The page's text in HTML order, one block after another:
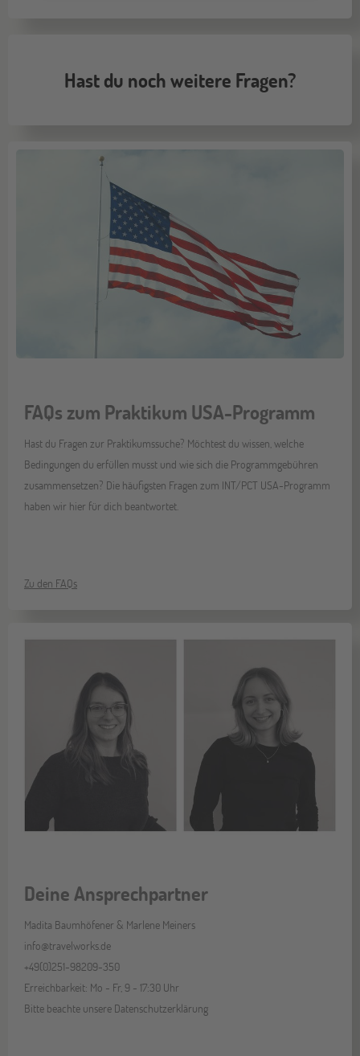
Hast du noch weitere Fragen?
FAQs zum Praktikum USA-Programm
Hast du Fragen zur Praktikumssuche? Möchtest du wissen, welche
Bedingungen du erfüllen musst und wie sich die Programmgebühren
zusammensetzen? Die häufigsten Fragen zum INT/PCT USA-Programm
haben wir hier für dich beantwortet.
Zu den FAQs
Deine Ansprechpartner
Madita Baumhöfener & Marlene Meiners
info@travelworks.de
+49(0)251-98209-350
Erreichbarkeit: Mo - Fr, 9 - 17:30 Uhr
Bitte beachte unsere Datenschutzerklärung